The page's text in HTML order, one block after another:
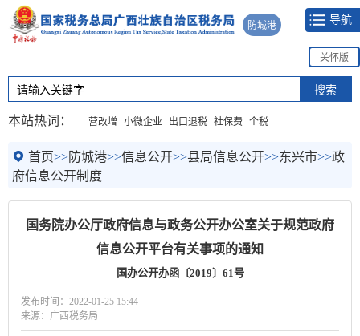
防城港
导航
关怀版
本站热词： 营改增 小微企业 出口退税 社保费 个税
首页>>防城港>>信息公开>>县局信息公开>>东兴市>>政
府信息公开制度
国务院办公厅政府信息与政务公开办公室关于规范政府
信息公开平台有关事项的通知
国办公开办函〔2019〕61号
发布时间：2022-01-25 15:44
来源：广西税务局